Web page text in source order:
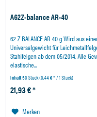
A62Z-balance AR-40
62 Z BALANCE AR 40 g Wird aus
Universalgewicht für
Stahlfelgen ab dem 05/2014. Alle
elastische...
Inhalt50 Stück(0,44 € * / 1 Stück)
21,93 € *
Merken